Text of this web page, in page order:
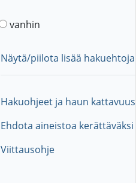
vanhin
Näytä/piilota lisää hakuehtoja
Hakuohjeet ja haun kattavuus
Ehdota aineistoa kerättäväksi
Viittausohje